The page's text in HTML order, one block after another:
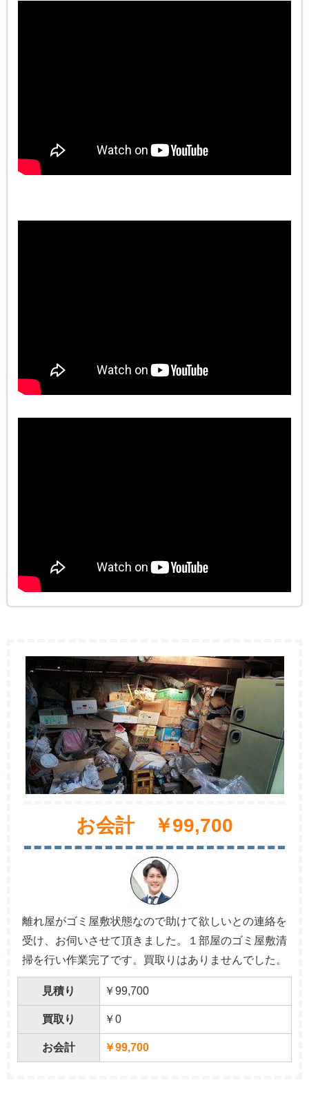
お会計 ￥99,700
離れ屋がゴミ屋敷状態なので助けて欲しいとの連絡を
受け、お伺いさせて頂きました。１部屋のゴミ屋敷清
掃を行い作業完了です。買取りはありませんでした。
見積り ￥99,700
買取り ￥0
お会計 ￥99,700